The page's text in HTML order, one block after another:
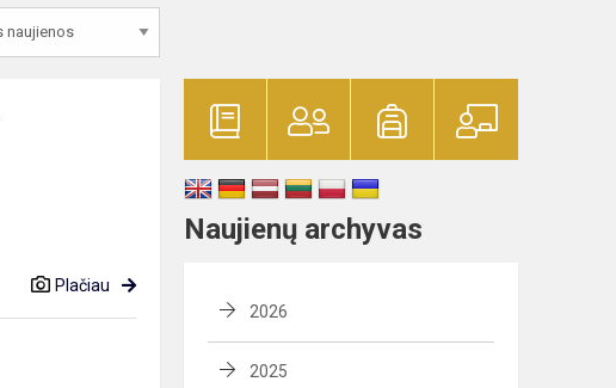
Plačiau
Naujienų archyvas
2026
2025